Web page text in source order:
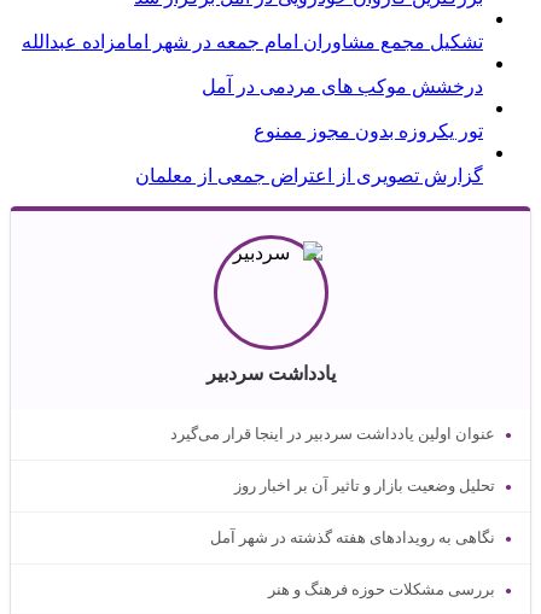
تشکیل مجمع مشاوران امام جمعه در شهر امامزاده عبدالله
درخشش موکب های مردمی در آمل
تور یکروزه بدون مجوز ممنوع
گزارش تصویری از اعتراض جمعی از معلمان
یادداشت سردبیر
عنوان اولین یادداشت سردبیر در اینجا قرار می‌گیرد
تحلیل وضعیت بازار و تاثیر آن بر اخبار روز
نگاهی به رویدادهای هفته گذشته در شهر آمل
بررسی مشکلات حوزه فرهنگ و هنر